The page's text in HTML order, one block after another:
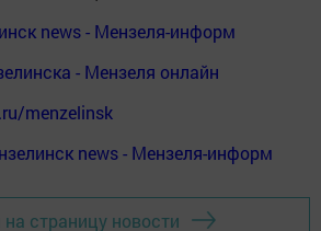
news - Мензеля-информ
- Мензеля онлайн
menzelinsk
news - Мензеля-информ
на страницу новости